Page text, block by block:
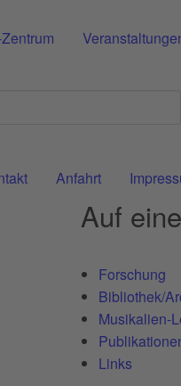
Anfahrt
Auf
Forschung
Bibliothek/
Musikalien-
Links